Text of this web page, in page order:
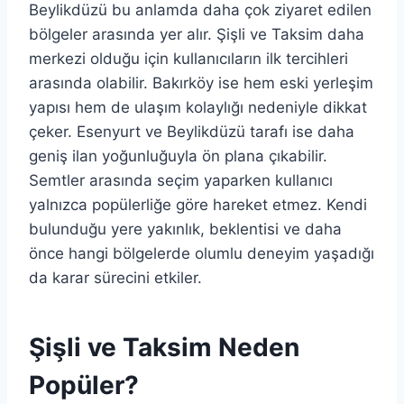
Beylikdüzü bu anlamda daha çok ziyaret edilen
bölgeler arasında yer alır. Şişli ve Taksim daha
merkezi olduğu için kullanıcıların ilk tercihleri
arasında olabilir. Bakırköy ise hem eski yerleşim
yapısı hem de ulaşım kolaylığı nedeniyle dikkat
çeker. Esenyurt ve Beylikdüzü tarafı ise daha
geniş ilan yoğunluğuyla ön plana çıkabilir.
Semtler arasında seçim yaparken kullanıcı
yalnızca popülerliğe göre hareket etmez. Kendi
bulunduğu yere yakınlık, beklentisi ve daha
önce hangi bölgelerde olumlu deneyim yaşadığı
da karar sürecini etkiler.
Şişli ve Taksim Neden
Popüler?